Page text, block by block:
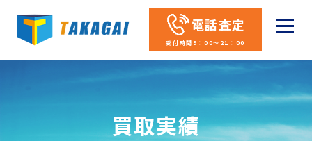
電話査定
受付時間9：00～21：00
買取実績